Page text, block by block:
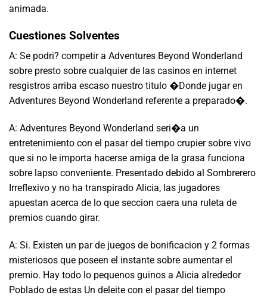
animada.
Cuestiones Solventes
A: Se podri? competir a Adventures Beyond Wonderland
sobre presto sobre cualquier de las casinos en internet
resgistros arriba escaso nuestro titulo �Donde jugar en
Adventures Beyond Wonderland referente a preparado�.
A: Adventures Beyond Wonderland seri�a un
entretenimiento con el pasar del tiempo crupier sobre vivo
que si no le importa hacerse amiga de la grasa funciona
sobre lapso conveniente. Presentado debido al Sombrerero
Irreflexivo y no ha transpirado Alicia, las jugadores
apuestan acerca de lo que seccion caera una ruleta de
premios cuando girar.
A: Si. Existen un par de juegos de bonificacion y 2 formas
misteriosos que poseen el instante sobre aumentar el
premio. Hay todo lo pequenos guinos a Alicia alrededor
Poblado de estas Un deleite con el pasar del tiempo